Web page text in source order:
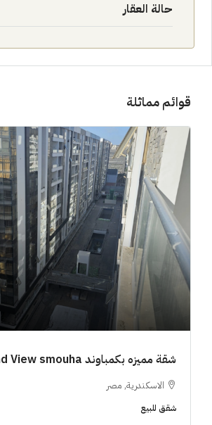
حالة العقار
قوائم مماثلة
شقة مميزه بكمباوند 194m Grand View smouha
الاسكندرية, مصر
شقق للبيع